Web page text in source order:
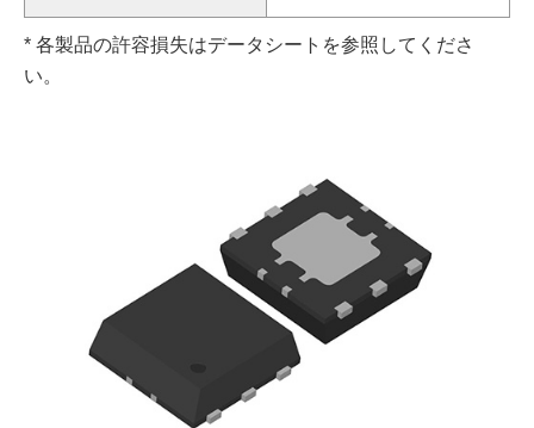
* 各製品の許容損失はデータシートを参照してくださ
い。